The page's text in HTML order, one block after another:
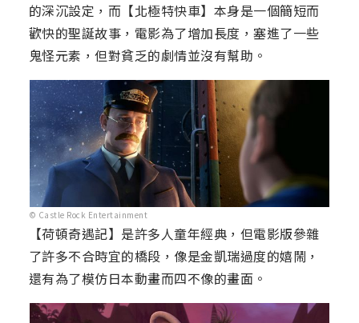
的深沉設定，而【北極特快車】本身是一個簡短而
歡快的聖誕故事，電影為了增加長度，塞進了一些
鬼怪元素，但對貧乏的劇情並沒有幫助。
© Castle Rock Entertainment
【荷頓奇遇記】是許多人童年經典，但電影版參雜
了許多不合時宜的橋段，像是金凱瑞過度的嬉鬧，
還有為了模仿日本動畫而四不像的畫面。